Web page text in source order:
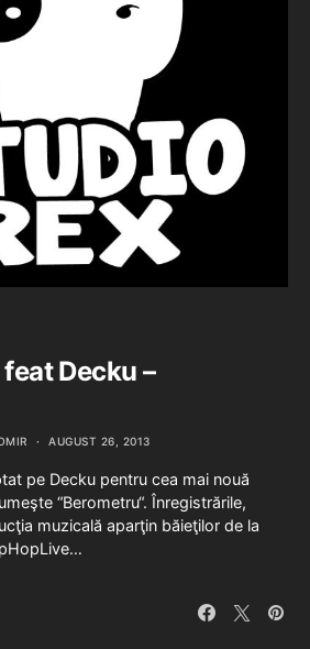
Decku –
AUGUST 26, 2013
pe Decku pentru cea mai nouă
“Berometru“. Înregistrările,
muzicală aparţin băieţilor de la